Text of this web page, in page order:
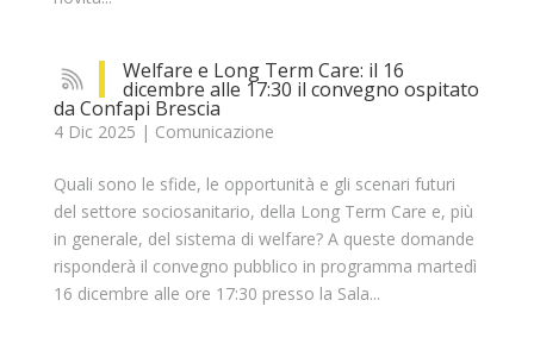
Welfare e Long Term Care: il 16
dicembre alle 17:30 il convegno ospitato
da Confapi Brescia
4 Dic 2025 | Comunicazione
Quali sono le sfide, le opportunità e gli scenari futuri
del settore sociosanitario, della Long Term Care e, più
in generale, del sistema di welfare? A queste domande
risponderà il convegno pubblico in programma martedì
16 dicembre alle ore 17:30 presso la Sala...